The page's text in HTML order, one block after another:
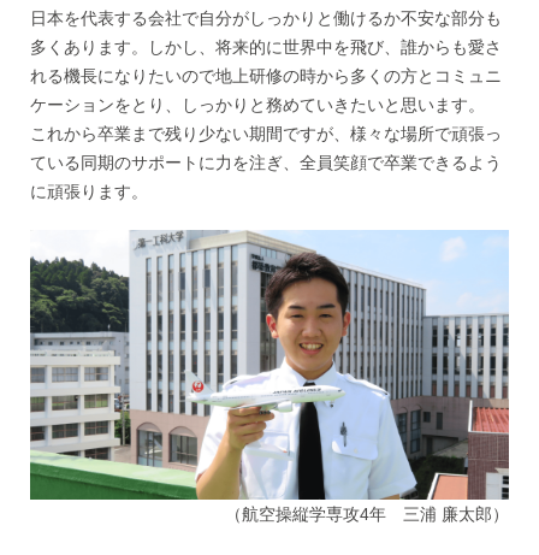
日本を代表する会社で自分がしっかりと働けるか不安な部分も
多くあります。しかし、将来的に世界中を飛び、誰からも愛さ
れる機長になりたいので地上研修の時から多くの方とコミュニ
ケーションをとり、しっかりと務めていきたいと思います。
これから卒業まで残り少ない期間ですが、様々な場所で頑張っ
ている同期のサポートに力を注ぎ、全員笑顔で卒業できるよう
に頑張ります。
（航空操縦学専攻4年 三浦 廉太郎）